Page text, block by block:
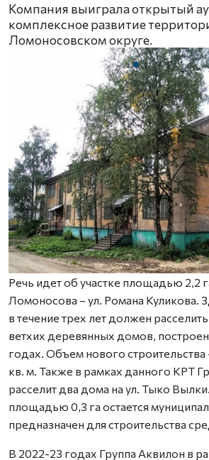
Компания выиграла открытый
комплексное развитие
Ломоносовском округе.
Речь идет об участке площадью 2,2
Ломоносова – ул. Романа Куликова.
в течение трех лет должен
ветхих деревянных домов,
годах. Объем нового строительства
кв. м. Также в рамках данного КРТ
расселит два дома на ул. Тыко
площадью 0,3 га остается
предназначен для строительства
В 2022-23 годах Группа Аквилон в